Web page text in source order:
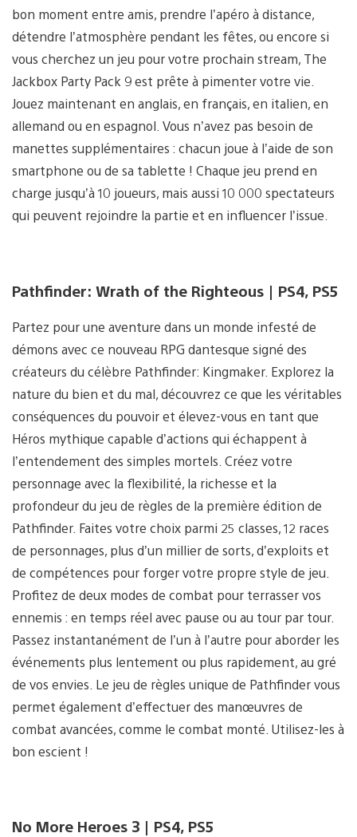
bon moment entre amis, prendre l’apéro à distance,
détendre l’atmosphère pendant les fêtes, ou encore si
vous cherchez un jeu pour votre prochain stream, The
Jackbox Party Pack 9 est prête à pimenter votre vie.
Jouez maintenant en anglais, en français, en italien, en
allemand ou en espagnol. Vous n’avez pas besoin de
manettes supplémentaires : chacun joue à l’aide de son
smartphone ou de sa tablette ! Chaque jeu prend en
charge jusqu’à 10 joueurs, mais aussi 10 000 spectateurs
qui peuvent rejoindre la partie et en influencer l’issue.
Pathfinder: Wrath of the Righteous | PS4, PS5
Partez pour une aventure dans un monde infesté de
démons avec ce nouveau RPG dantesque signé des
créateurs du célèbre Pathfinder: Kingmaker. Explorez la
nature du bien et du mal, découvrez ce que les véritables
conséquences du pouvoir et élevez-vous en tant que
Héros mythique capable d’actions qui échappent à
l’entendement des simples mortels. Créez votre
personnage avec la flexibilité, la richesse et la
profondeur du jeu de règles de la première édition de
Pathfinder. Faites votre choix parmi 25 classes, 12 races
de personnages, plus d’un millier de sorts, d’exploits et
de compétences pour forger votre propre style de jeu.
Profitez de deux modes de combat pour terrasser vos
ennemis : en temps réel avec pause ou au tour par tour.
Passez instantanément de l’un à l’autre pour aborder les
événements plus lentement ou plus rapidement, au gré
de vos envies. Le jeu de règles unique de Pathfinder vous
permet également d’effectuer des manœuvres de
combat avancées, comme le combat monté. Utilisez-les à
bon escient !
No More Heroes 3 | PS4, PS5